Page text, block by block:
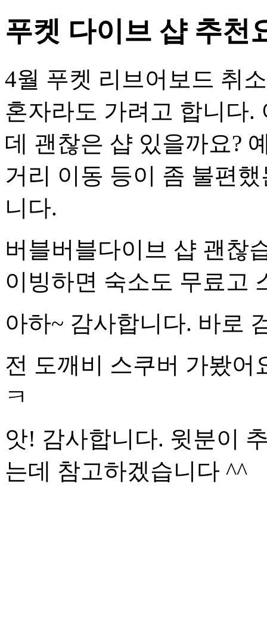
푸켓 다이브 샵 추천
4월 푸켓 리브어보드 취
혼자라도 가려고 합니다.
데 괜찮은 샵 있을까요?
거리 이동 등이 좀 불편
니다.
버블버블다이브 샵 괜찮
이빙하면 숙소도 무료고
아하~ 감사합니다. 바로
전 도깨비 스쿠버 가봤어
ㅋ
앗! 감사합니다. 윗분이
는데 참고하겠습니다 ^^